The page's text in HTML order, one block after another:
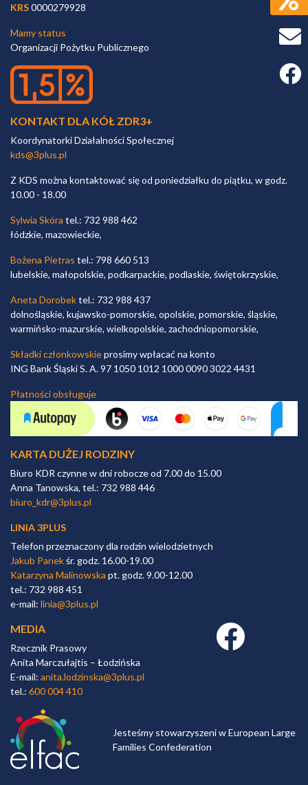
KRS0000279928
Mamy status
Organizacji Pożytku Publicznego
KONTAKT DLA KÓŁ ZDR3+
Koordynatorki Działalności Społecznej
kds@3plus.pl
Z KDS można kontaktować się od poniedziałku do piątku, w godz.
10.00 - 18.00
Sylwia Skóra tel.: 732 988 462
łódzkie, mazowieckie,
Bożena Pietras tel.: 798 660 513
lubelskie, małopolskie, podkarpackie, podlaskie, świętokrzyskie,
Aneta Dorobektel.: 732 988 437
dolnośląskie, kujawsko-pomorskie, opolskie, pomorskie, śląskie,
warmińsko-mazurskie, wielkopolskie, zachodniopomorskie,
Składki członkowskieprosimy wpłacać na konto
ING Bank Śląski S. A. 97 1050 1012 1000 0090 3022 4431
Płatności obsługuje
KARTA DUŻEJ RODZINY
Biuro KDR czynne w dni robocze od 7.00 do 15.00
Anna Tanowska, tel.: 732 988 446
biuro_kdr@3plus.pl
LINIA 3PLUS
Telefon przeznaczony dla rodzin wielodzietnych
Jakub Panekśr. godz. 16.00-19.00
Katarzyna Malinowska pt. godz. 9.00-12.00
tel.: 732 988 451
e-mail: linia@3plus.pl
MEDIA
Rzecznik Prasowy
Anita Marczułajtis – Łodzińska
E-mail: anita.lodzinska@3plus.pl
tel.: 600 004 410
Facebook link
Jesteśmy stowarzyszeni w European Large
Families Confederation